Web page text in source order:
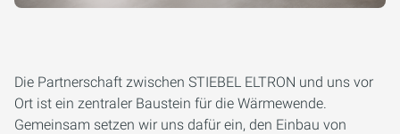
Die Partnerschaft zwischen STIEBEL ELTRON und uns vor
Ort ist ein zentraler Baustein für die Wärmewende.
Gemeinsam setzen wir uns dafür ein, den Einbau von